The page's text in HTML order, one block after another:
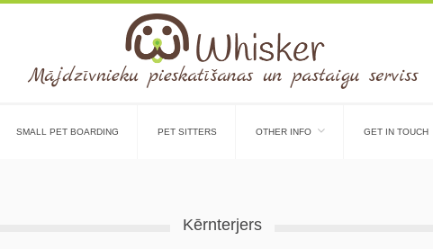
SMALL PET BOARDING PET SITTERS OTHER INFO GET IN TOUCH
Kērnterjers